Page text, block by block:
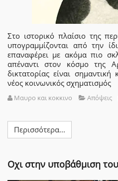
Στο ιστορικό πλαίσιο της
υπογραμμίζονται από την
επαναφέρει με ακόμα πιο
απέναντι στον κόσμο της
δικτατορίας είναι
νέος κοινωνικός σχηματισμός
Μαυρο και κοκκινο Απόψεις
Περισσότερα...
Oχι στην υποβάθμιση